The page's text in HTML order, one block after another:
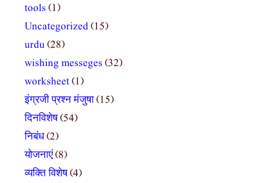
tools (1)
Uncategorized(15)
urdu(28)
wishing messeges (32)
worksheet(1)
इंग्रजी प्रश्न मंजुषा(15)
दिनविशेष(54)
निबंध(2)
योजनाएं(8)
व्यक्ति विशेष(4)